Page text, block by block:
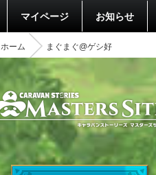
マイページ お知らせ
ホーム まぐまぐ@ゲシ好